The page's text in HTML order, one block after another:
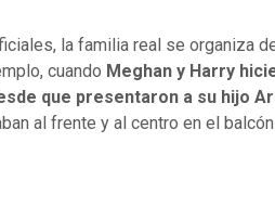
la familia real se organiza
cuando Meghan y Harry
que presentaron a su hijo
al frente y al centro en el